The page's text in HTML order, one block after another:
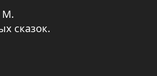
М.
сказок.